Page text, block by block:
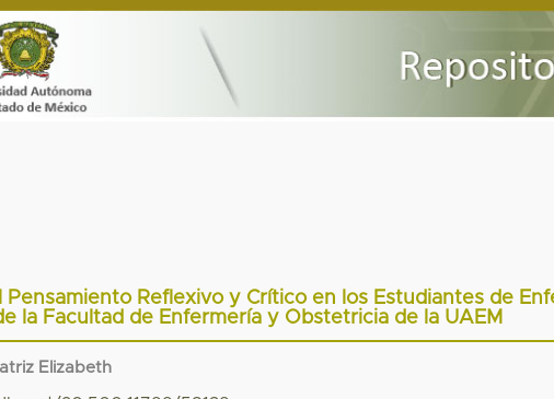
Pensamiento Reflexivo y Crítico en los Estudiantes de
la Facultad de Enfermería y Obstetricia de la UAEM
Elizabeth